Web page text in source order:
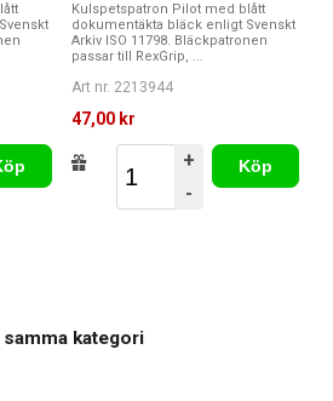
Kulspetspatron Pilot med blått
dokumentäkta bläck enligt Svenskt
Arkiv ISO 11798. Bläckpatronen
passar till RexGrip, ...
Art nr. 2213944
47,00 kr
+
-
Köp
kategori